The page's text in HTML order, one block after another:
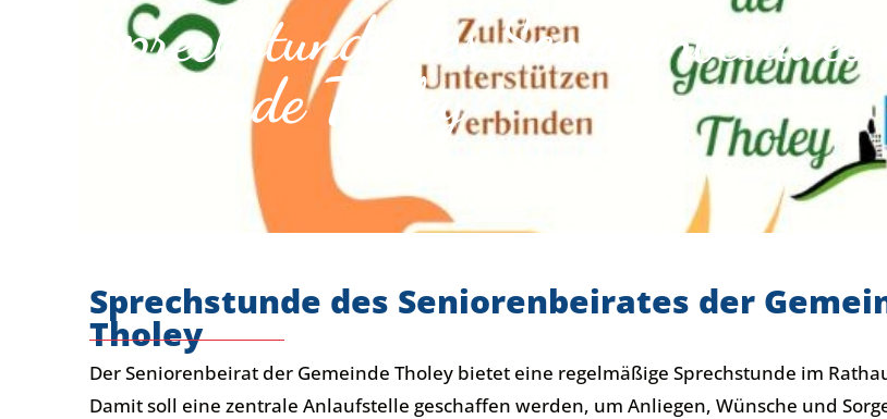
Sprechstunde des Seniorenbeirates
Gemeinde Tholey
Sprechstunde des Seniorenbeirates der
Tholey
Der Seniorenbeirat der Gemeinde Tholey bietet eine regelmäßige Sprechstunde im
Damit soll eine zentrale Anlaufstelle geschaffen werden, um Anliegen, Wünsche und